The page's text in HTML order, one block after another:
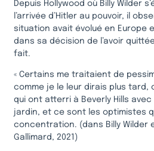
Depuis Hollywood où Billy Wilder
l’arrivée d’Hitler au pouvoir, il
situation avait évolué en Europe
dans sa décision de l’avoir
fait.
« Certains me traitaient de
comme je le leur dirais plus tard,
qui ont atterri à Beverly Hills
jardin, et ce sont les optimistes
concentration. (dans Billy Wilder
Gallimard, 2021)